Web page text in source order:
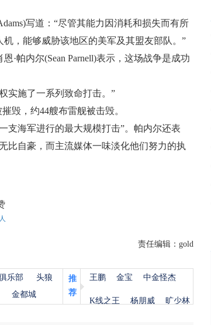
写道：“尽管其能力因消耗和损失而有所
，能够威胁该地区的美军及其盟友部队。”
帕内尔(Sean Parnell)表示，这场战争是成功
施了一系列致命打击。”
，约44艘布雷舰被击毁。
海军进行的最大规模打击”。帕内尔还表
比自豪，而主流媒体一味淡化他们努力的执
责任编辑：gold
乐部
头狼
金都城
推
荐
王鹏 金宝 中金怪杰
K线之王 杨朋威 旷少林